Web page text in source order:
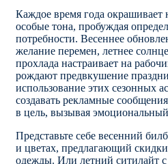
Каждое время года окрашивает
особые тона, пробуждая
потребности. Весеннее
желание перемен, летнее
прохлада настраивает на
рождают предвкушение
использование этих сезонных
создавать рекламные
в цель, вызывая
Представьте себе весенний
и цветах, предлагающий
одежды. Или летний ситилайт